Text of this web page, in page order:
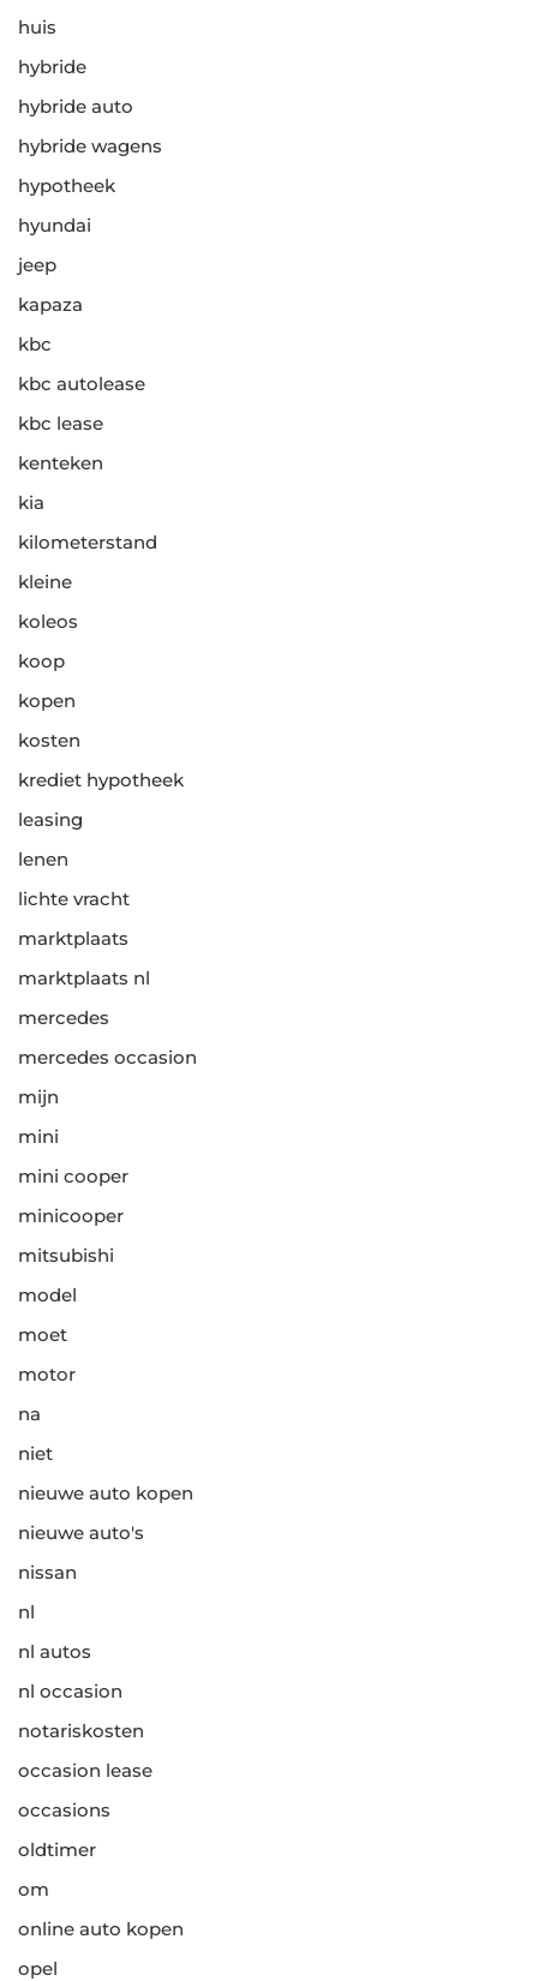
huis
hybride
hybride auto
hybride wagens
hypotheek
hyundai
jeep
kapaza
kbc
kbc autolease
kbc lease
kenteken
kia
kilometerstand
kleine
koleos
koop
kopen
kosten
krediet hypotheek
leasing
lenen
lichte vracht
marktplaats
marktplaats nl
mercedes
mercedes occasion
mijn
mini
mini cooper
minicooper
mitsubishi
model
moet
motor
na
niet
nieuwe auto kopen
nieuwe auto's
nissan
nl
nl autos
nl occasion
notariskosten
occasion lease
occasions
oldtimer
om
online auto kopen
opel